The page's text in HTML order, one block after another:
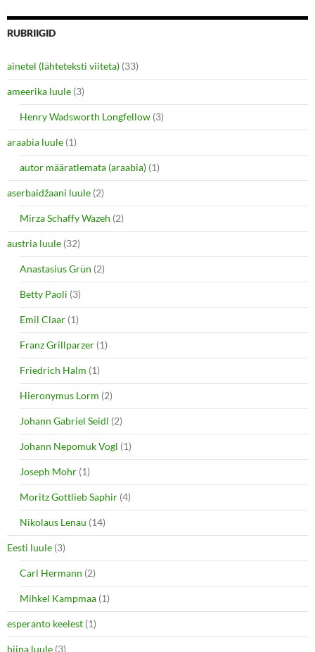
RUBRIIGID
ainetel (lähteteksti viiteta) (33)
ameerika luule (3)
Henry Wadsworth Longfellow (3)
araabia luule (1)
autor määratlemata (araabia) (1)
aserbaidžaani luule (2)
Mirza Schaffy Wazeh (2)
austria luule (32)
Anastasius Grün (2)
Betty Paoli (3)
Emil Claar (1)
Franz Grillparzer (1)
Friedrich Halm (1)
Hieronymus Lorm (2)
Johann Gabriel Seidl (2)
Johann Nepomuk Vogl (1)
Joseph Mohr (1)
Moritz Gottlieb Saphir (4)
Nikolaus Lenau (14)
Eesti luule (3)
Carl Hermann (2)
Mihkel Kampmaa (1)
esperanto keelest (1)
hiina luule (3)